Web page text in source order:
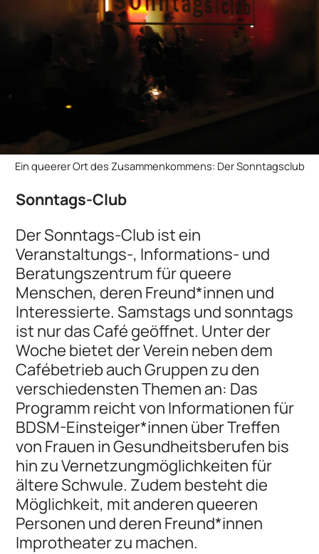
Ein queerer Ort des Zusammenkommens: Der Sonntagsclub
Sonntags-Club
Der Sonntags-Club ist ein
Veranstaltungs-, Informations- und
Beratungszentrum für queere
Menschen, deren Freund*innen und
Interessierte. Samstags und sonntags
ist nur das Café geöffnet. Unter der
Woche bietet der Verein neben dem
Cafébetrieb auch Gruppen zu den
verschiedensten Themen an: Das
Programm reicht von Informationen für
BDSM-Einsteiger*innen über Treffen
von Frauen in Gesundheitsberufen bis
hin zu Vernetzungmöglichkeiten für
ältere Schwule. Zudem besteht die
Möglichkeit, mit anderen queeren
Personen und deren Freund*innen
Improtheater zu machen.